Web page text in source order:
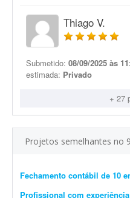
Thiago V.
Submetido: 08/09/2025 às
estimada: Privado
+ 27
Projetos semelhantes no
Fechamento contábil de 10